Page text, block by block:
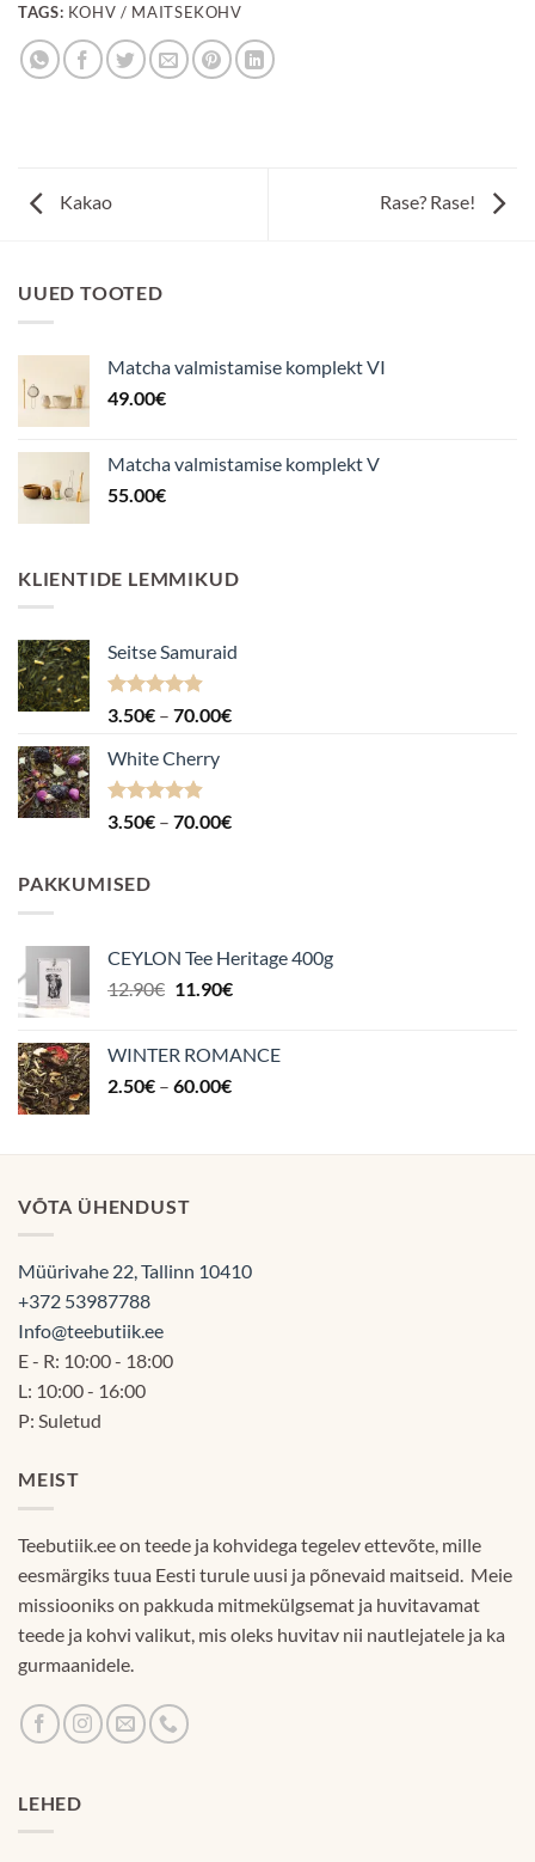
TAGS: KOHV / MAITSEKOHV
Kakao Rase? Rase!
UUED TOOTED
Matcha valmistamise komplekt VI
49.00€
Matcha valmistamise komplekt V
55.00€
KLIENTIDE LEMMIKUD
Seitse Samuraid
Hinnanguga
3.50€ – 70.00€Hinnavahemik:
White Cherry
Hinnanguga
3.50€ – 70.00€Hinnavahemik:
PAKKUMISED
CEYLON Tee Heritage 400g
12.90€ Algne
12.90€.
11.90€Praegune
11.90€.
WINTER ROMANCE
2.50€ – 60.00€Hinnavahemik:
60.00€
VÕTA ÜHENDUST
Müürivahe 22, Tallinn 10410
+372 53987788
Info@teebutiik.ee
E - R: 10:00 - 18:00
L: 10:00 - 16:00
P: Suletud
MEIST
Teebutiik.ee on teede ja kohvidega tegelev ettevõte, mille
eesmärgiks tuua Eesti turule uusi ja põnevaid maitseid. Meie
missiooniks on pakkuda mitmekülgsemat ja huvitavamat
teede ja kohvi valikut, mis oleks huvitav nii nautlejatele ja ka
gurmaanidele.
LEHED